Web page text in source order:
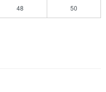
48 50